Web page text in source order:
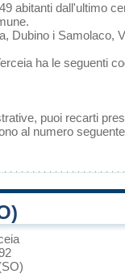
abitanti dall'ultimo
, Dubino i Samolaco,
ha le seguenti
puoi recarti
al numero